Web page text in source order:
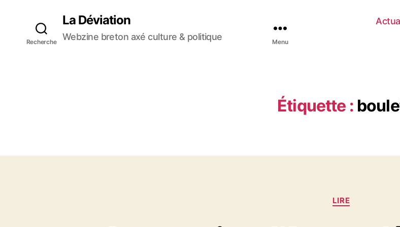
Recherche
La Déviation
Webzine breton axé culture & politique Menu
Étiquette :
C
a
LIRE